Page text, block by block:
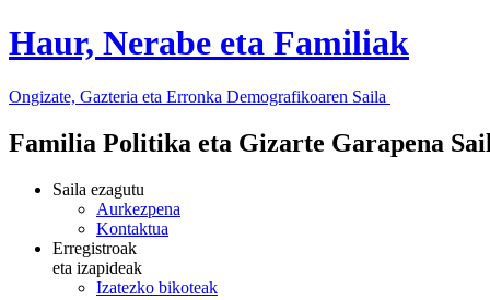
Haur, Nerabe eta Familiak
Ongizate, Gazteria eta Erronka Demografikoaren Saila
Familia Politika eta Gizarte Garapena
Saila ezagutu
Aurkezpena
Kontaktua
Erregistroak
eta izapideak
Izatezko bikoteak